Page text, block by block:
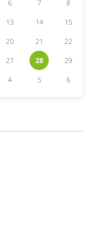
6 7 8
13 14 15
20 21 22
27 28 29
4 5 6